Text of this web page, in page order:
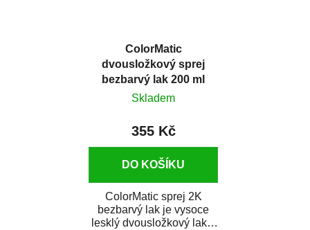
ColorMatic
dvousložkový sprej
bezbarvý lak 200 ml
Skladem
355 Kč
DO KOŠÍKU
ColorMatic sprej 2K
bezbarvý lak je vysoce
lesklý dvousložkový lak s